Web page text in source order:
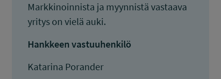
Markkinoinnista ja myynnistä vastaava
yritys on vielä auki.
Hankkeen vastuuhenkilö
Katarina Porander